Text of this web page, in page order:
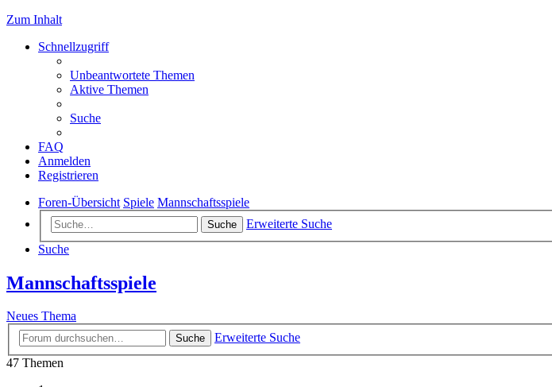
Zum Inhalt
Schnellzugriff
Unbeantwortete Themen
Aktive Themen
Suche
FAQ
Anmelden
Registrieren
Foren-Übersicht Spiele Mannschaftsspiele
Suche
Erweiterte Suche
Suche
Mannschaftsspiele
Neues Thema
Suche
Erweiterte Suche
47 Themen